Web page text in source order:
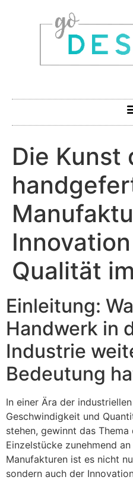
Die Kunst
Qualität
Einleitung:
Handwerk in
Industrie
Bedeutung
In einer Ära der
Geschwindigkeit und
stehen, gewinnt das
Einzelstücke zunehmend
Manufakturen ist es nicht
sondern auch der